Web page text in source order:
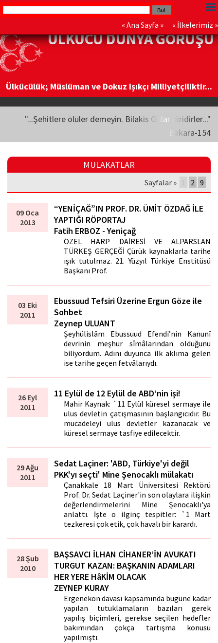
« Ana Sayfa » « İlkelerimiz »
ÜLKÜCÜ DÜNYA GÖRÜŞÜ
Ülkücülük; Müslüman ve Dokuz Işıkçı Milliyetçiliktir...
"...Şehitlere ölüler demeyin. Bilakis Onlar diridirler..."
Bakara-154
MULAKATLAR
Sayfalar » 2 9
09 Oca
2013
“YENİÇAĞ”IN PROF. DR. ÜMİT ÖZDAĞ İLE
YAPTIĞI RÖPORTAJ
Fatih ERBOZ - Yeniçağ
ÖZEL HARP DAİRESİ VE ALPARSLAN
TÜRKEŞ GERÇEĞİ Çürük kaynaklarla tarihe
ışık tutulmaz. 21. Yüzyıl Türkiye Enstitüsü
Başkanı Prof.
03 Eki
2011
Ebussuud Tefsiri Üzerine Ergun Göze ile
Sohbet
Zeynep ULUANT
Şeyhülislâm Ebussuud Efendi’nin Kanunî
devrinin meşhur sîmâlarından olduğunu
biliyordum. Adını duyunca ilk aklıma gelen
ise tarihe geçen fetvâlarıydı.
26 Eyl
2011
11 Eylül de 12 Eylül de ABD’nin işi!
Mahir Kaynak: `11 Eylül küresel sermaye ile
ulus devletin çatışmasının başlangıcıdır. Bu
mücadeleyi ulus devletler kazanacak ve
küresel sermaye tasfiye edilecektir.
29 Ağu
2011
Sedat Laçiner: 'ABD, Türkiye'yi değil
PKK'yı seçti' Mine Şenocaklı mülakatı
Çanakkale 18 Mart Üniversitesi Rektörü
Prof. Dr. Sedat Laçiner'in son olaylara ilişkin
değerlendirmelerini Mine Şenocaklı'ya
anlattı. İşte o ilginç tespitler: `1 Mart
tezkeresi çok etik, çok havalı bir karardı.
28 Şub
2010
BAŞSAVCI İLHAN CİHANER’İN AVUKATI
TURGUT KAZAN: BAŞKANIN ADAMLARI
HER YERE HâKİM OLACAK
ZEYNEP KURAY
Ergenekon davası kapsamında bugüne kadar
yapılan tutuklamaların bazıları gerek
yapılış biçimleri, gerekse seçilen hedefler
bakımından çokça tartışma konusu
yapılmıştı.